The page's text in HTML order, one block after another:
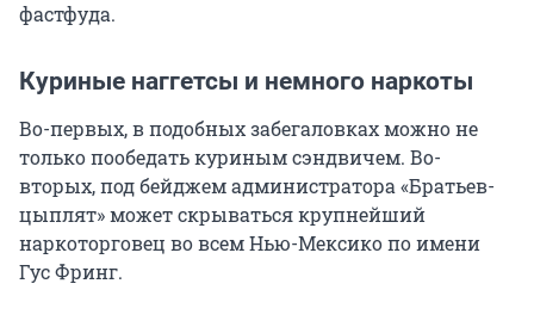
фастфуда.
Куриные наггетсы и немного наркоты
Во-первых, в подобных забегаловках можно не
только пообедать куриным сэндвичем. Во-
вторых, под бейджем администратора «Братьев-
цыплят» может скрываться крупнейший
наркоторговец во всем Нью-Мексико по имени
Гус Фринг.